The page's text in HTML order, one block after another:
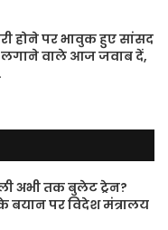
होने पर भावुक हुए सांसद
वाले आज जवाब दें,
अभी तक बुलेट ट्रेन?
बयान पर विदेश मंत्रालय